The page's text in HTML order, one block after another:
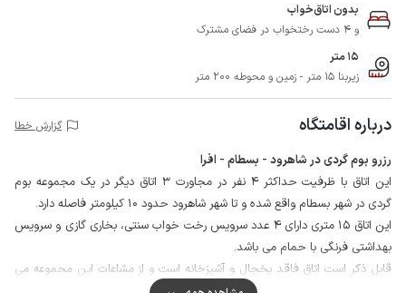
بدون اتاق‌خواب
و 4 دست رختخواب در فضای مشترک
15 متر
زیربنا 15 متر - زمین و محوطه 200 متر
درباره اقامتگاه گزارش خطا
رزرو بوم گردی در شاهرود - بسطام - افرا
این اتاق با ظرفیت حداکثر 4 نفر در مجاورت 3 اتاق دیگر در یک مجموعه بوم
گردی در شهر بسطام واقع شده و تا شهر شاهرود حدود 10 کیلومتر فاصله دارد.
این اتاق 15 متری دارای 4 عدد سرویس رخت خواب سنتی، بخاری گازی و سرویس
بهداشتی فرنگی با حمام می باشد.
قابل ذکر است اتاق فاقد یخچال و آشپزخانه است و از مشاعات این مجموعه می